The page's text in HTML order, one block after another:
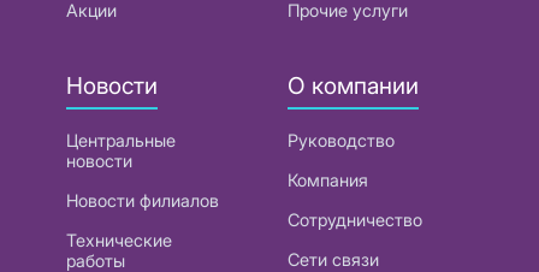
Акции
Прочие услуги
Новости
Центральные
новости
Новости филиалов
Технические
работы
О компании
Руководство
Компания
Сотрудничество
Сети связи